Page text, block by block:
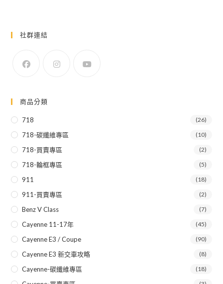
社群連結
商品分類
718 (26)
718-碳纖維專區 (10)
718-買賣專區 (2)
718-輪框專區 (5)
911 (18)
911-買賣專區 (2)
Benz V Class (7)
Cayenne 11-17年 (45)
Cayenne E3 / Coupe (90)
Cayenne E3 新交車攻略 (8)
Cayenne-碳纖維專區 (18)